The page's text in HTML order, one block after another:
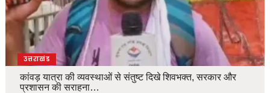
उत्तराखंड
कांवड़ यात्रा की व्यवस्थाओं से संतुष्ट दिखे शिवभक्त, सरकार और
प्रशासन की सराहना…